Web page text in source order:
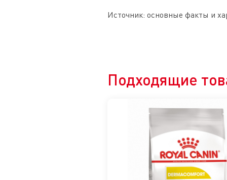
Источник: основные факты и
Подходящие